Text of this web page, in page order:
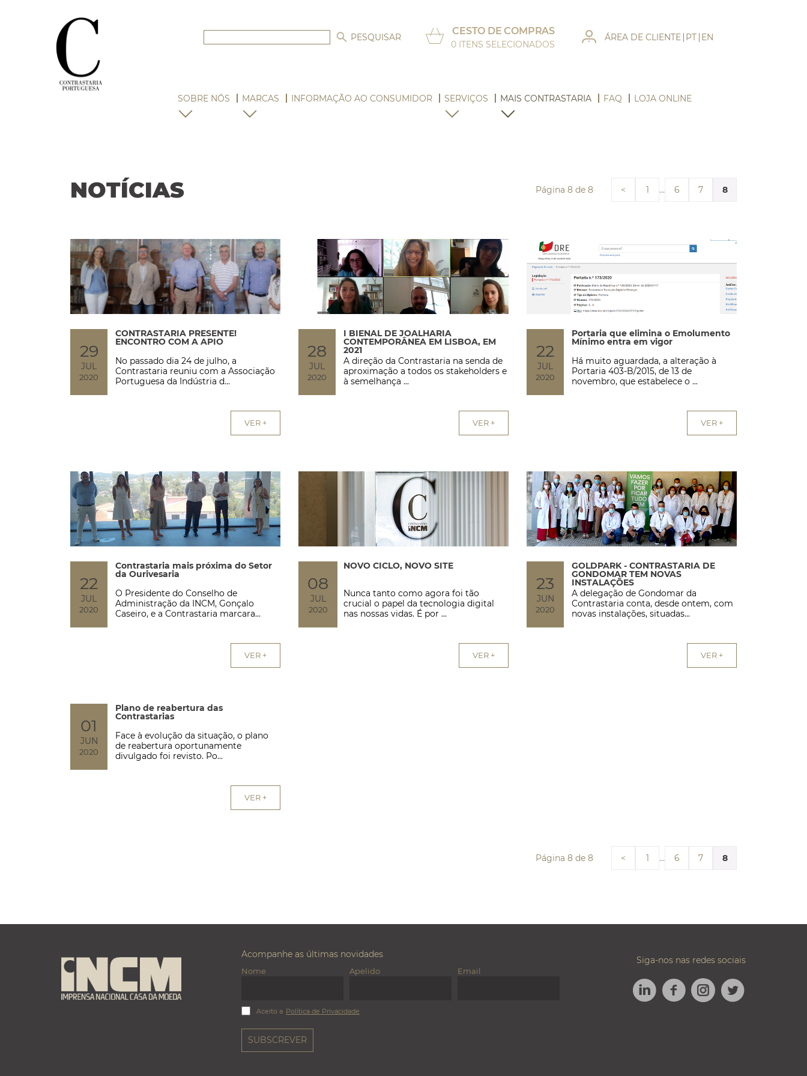
ÁREA DE CLIENTE PT EN
CESTO DE COMPRAS
0 ITENS SELECIONADOS
SOBRE NÓS MARCAS INFORMAÇÃO AO CONSUMIDOR SERVIÇOS MAIS CONTRASTARIA FAQ LOJA ONLINE
NOTÍCIAS Página 8 de 8 < 1 … 6 7 8
29
JUL
2020
CONTRASTARIA PRESENTE!
ENCONTRO COM A APIO
No passado dia 24 de julho, a
Contrastaria reuniu com a Associação
Portuguesa da Indústria d...
VER +
28
JUL
2020
I BIENAL DE JOALHARIA
CONTEMPORÂNEA EM LISBOA, EM
2021
A direção da Contrastaria na senda de
aproximação a todos os stakeholders e
à semelhança ...
VER +
22
JUL
2020
Portaria que elimina o Emolumento
Mínimo entra em vigor
Há muito aguardada, a alteração à
Portaria 403-B/2015, de 13 de
novembro, que estabelece o ...
VER +
22
JUL
2020
Contrastaria mais próxima do Setor
da Ourivesaria
O Presidente do Conselho de
Administração da INCM, Gonçalo
Caseiro, e a Contrastaria marcara...
VER +
08
JUL
2020
NOVO CICLO, NOVO SITE
Nunca tanto como agora foi tão
crucial o papel da tecnologia digital
nas nossas vidas. É por ...
VER +
23
JUN
2020
GOLDPARK - CONTRASTARIA DE
GONDOMAR TEM NOVAS
INSTALAÇÕES
A delegação de Gondomar da
Contrastaria conta, desde ontem, com
novas instalações, situadas...
VER +
01
JUN
2020
Plano de reabertura das
Contrastarias
Face à evolução da situação, o plano
de reabertura oportunamente
divulgado foi revisto. Po...
VER +
Página 8 de 8 < 1 … 6 7 8
Acompanhe as últimas novidades
Nome Apelido Email
Aceito a Política de Privacidade
Siga-nos nas redes sociais
LINKEDINFACEBOOK
INSTAGRAM